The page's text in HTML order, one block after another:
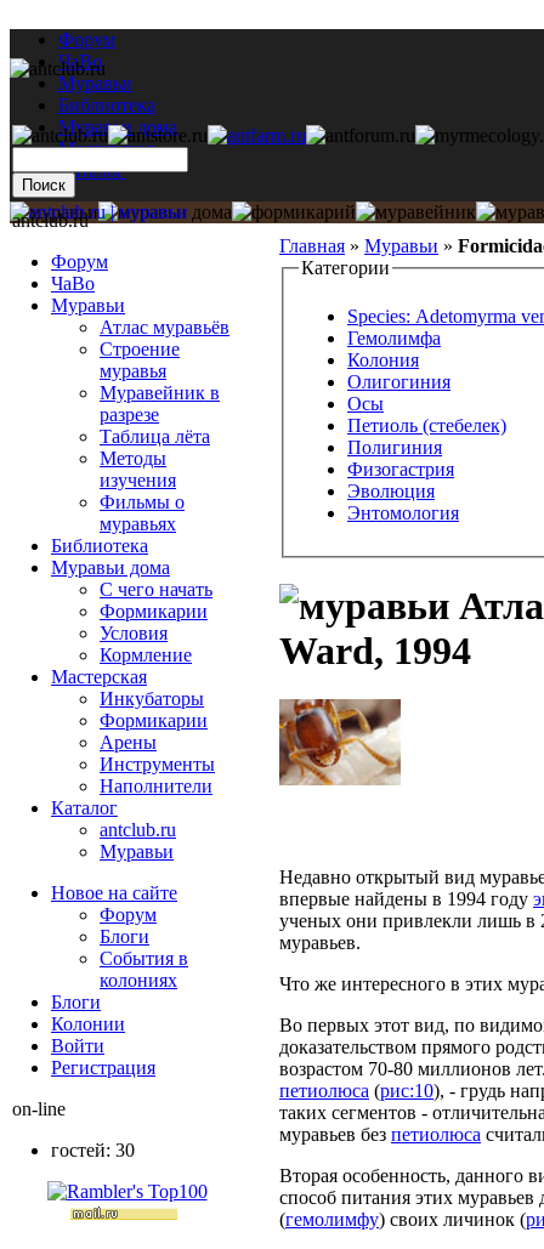
Форум
ЧаВо
Муравьи
Библиотека
Муравьи дома
Мастерская
Каталог
Главная » Муравьи »
Категории
Species: Adetomyrma
Гемолимфа
Колония
Олигогиния
Осы
Петиоль (стебелек)
Полигиния
Физогастрия
Эволюция
Энтомология
Ward, 1994
Недавно открытый вид
впервые найдены в 1994 году
ученых они привлекли лишь в
муравьев.
Что же интересного в этих
Во первых этот вид, по
доказательством прямого
возрастом 70-80 миллионов
петиолюса (рис:10), - грудь
таких сегментов -
муравьев без петиолюса
Вторая особенность, данного
способ питания этих
(гемолимфу) своих личинок (
antclub.ru
Форум
ЧаВо
Муравьи
Атлас муравьёв
Строение
муравья
Муравейник в
разрезе
Таблица лёта
Методы
изучения
Фильмы о
муравьях
Библиотека
Муравьи дома
С чего начать
Формикарии
Условия
Кормление
Мастерская
Инкубаторы
Формикарии
Арены
Инструменты
Наполнители
Каталог
antclub.ru
Муравьи
Новое на сайте
Форум
Блоги
События в
колониях
Блоги
Колонии
Войти
Peгиcтpaция
on-line
гостей: 30